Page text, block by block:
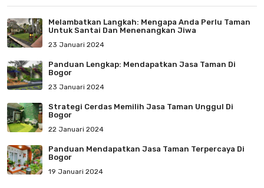
Melambatkan Langkah: Mengapa Anda Perlu Taman
Untuk Santai Dan Menenangkan Jiwa
23 Januari 2024
Panduan Lengkap: Mendapatkan Jasa Taman Di
Bogor
23 Januari 2024
Strategi Cerdas Memilih Jasa Taman Unggul Di
Bogor
22 Januari 2024
Panduan Mendapatkan Jasa Taman Terpercaya Di
Bogor
19 Januari 2024